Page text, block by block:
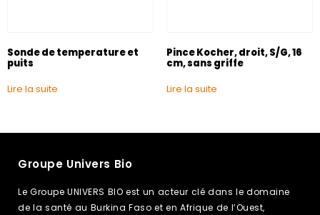
Sonde de temperature et
puits
Lire la suite
Pince Kocher, droit, S/G, 16
cm, sans griffe
Lire la suite
Groupe Univers Bio
Le Groupe UNIVERS BIO est un acteur clé dans le domaine
de la santé au Burkina Faso et en Afrique de l’Ouest,